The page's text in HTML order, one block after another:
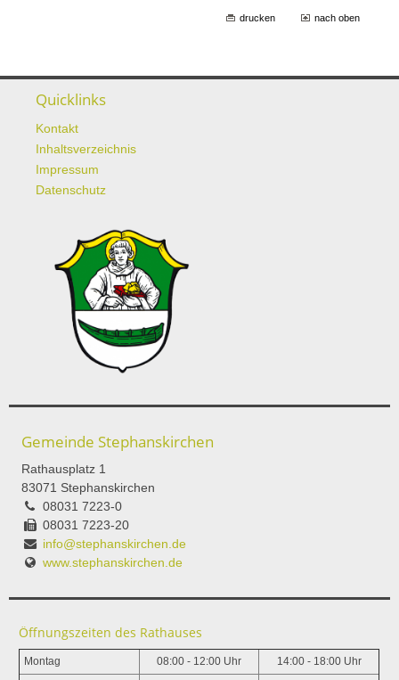
drucken nach oben
Quicklinks
Kontakt
Inhaltsverzeichnis
Impressum
Datenschutz
Gemeinde Stephanskirchen
Rathausplatz 1
83071 Stephanskirchen
08031 7223-0
08031 7223-20
info@stephanskirchen.de
www.stephanskirchen.de
Öffnungszeiten des Rathauses
Montag 08:00 - 12:00 Uhr 14:00 - 18:00 Uhr